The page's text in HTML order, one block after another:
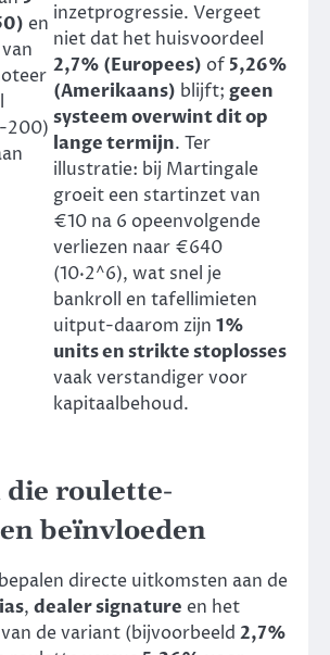
en
200)
inzetprogressie. Vergeet
niet dat het huisvoordeel
2,7% (Europees) of 5,26%
(Amerikaans) blijft; geen
systeem overwint dit op
lange termijn. Ter
illustratie: bij Martingale
groeit een startinzet van
€10 na 6 opeenvolgende
verliezen naar €640
(10·2^6), wat snel je
bankroll en tafellimieten
uitput-daarom zijn 1%
units en strikte stoplosses
vaak verstandiger voor
kapitaalbehoud.
die roulette-
beïnvloeden
directe uitkomsten aan de
, dealer signature en het
van de variant (bijvoorbeeld 2,7%